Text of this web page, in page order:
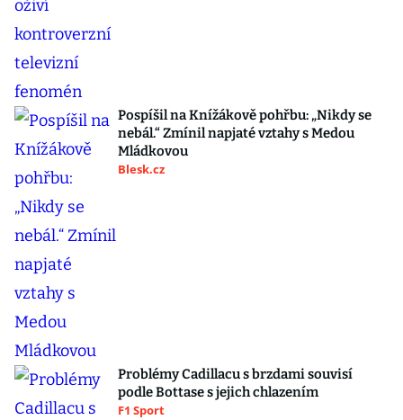
Pospíšil na Knížákově pohřbu: „Nikdy se
nebál.“ Zmínil napjaté vztahy s Medou
Mládkovou
Blesk.cz
Problémy Cadillacu s brzdami souvisí
podle Bottase s jejich chlazením
F1 Sport